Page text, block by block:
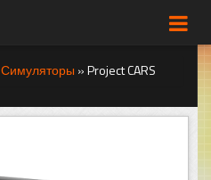
Симуляторы »Project CARS